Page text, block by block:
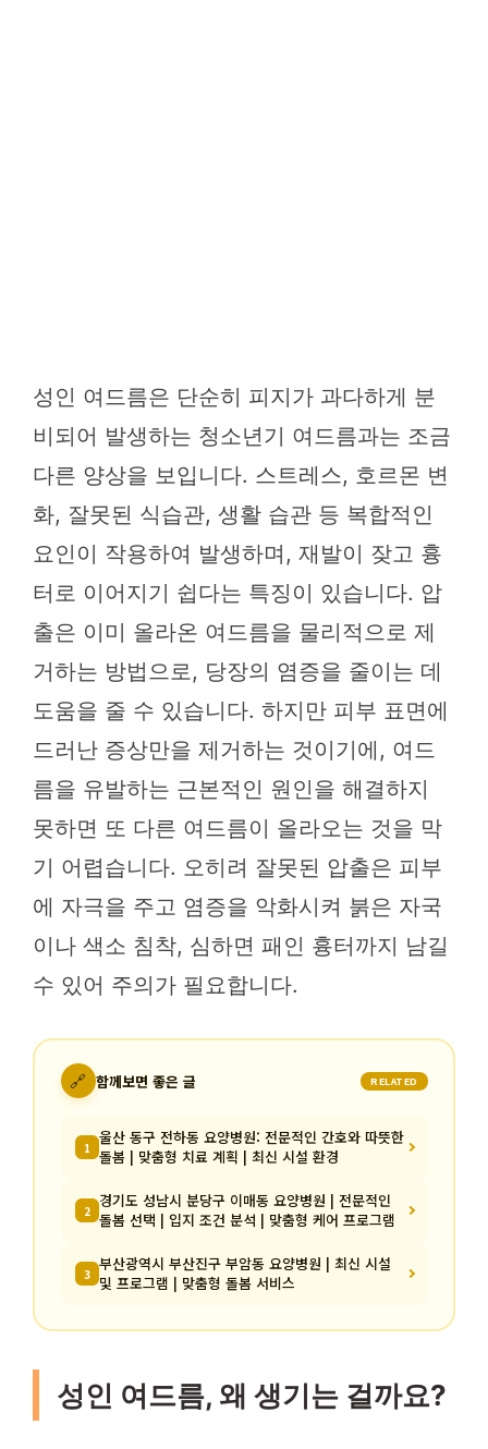
성인 여드름은 단순히 피지가 과다하게 분
비되어 발생하는 청소년기 여드름과는 조금
다른 양상을 보입니다. 스트레스, 호르몬 변
화, 잘못된 식습관, 생활 습관 등 복합적인
요인이 작용하여 발생하며, 재발이 잦고 흉
터로 이어지기 쉽다는 특징이 있습니다. 압
출은 이미 올라온 여드름을 물리적으로 제
거하는 방법으로, 당장의 염증을 줄이는 데
도움을 줄 수 있습니다. 하지만 피부 표면에
드러난 증상만을 제거하는 것이기에, 여드
름을 유발하는 근본적인 원인을 해결하지
못하면 또 다른 여드름이 올라오는 것을 막
기 어렵습니다. 오히려 잘못된 압출은 피부
에 자극을 주고 염증을 악화시켜 붉은 자국
이나 색소 침착, 심하면 패인 흉터까지 남길
수 있어 주의가 필요합니다.
🔗 함께보면 좋은 글 RELATED
1 울산 동구 전하동 요양병원: 전문적인 간호와 따뜻한
돌봄 | 맞춤형 치료 계획 | 최신 시설 환경
2 경기도 성남시 분당구 이매동 요양병원 | 전문적인
돌봄 선택 | 입지 조건 분석 | 맞춤형 케어 프로그램
3 부산광역시 부산진구 부암동 요양병원 | 최신 시설
및 프로그램 | 맞춤형 돌봄 서비스
성인 여드름, 왜 생기는 걸까요?